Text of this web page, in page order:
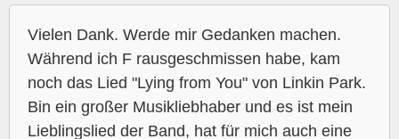
Vielen Dank. Werde mir Gedanken machen.
Während ich F rausgeschmissen habe, kam
noch das Lied "Lying from You" von Linkin Park.
Bin ein großer Musikliebhaber und es ist mein
Lieblingslied der Band, hat für mich auch eine